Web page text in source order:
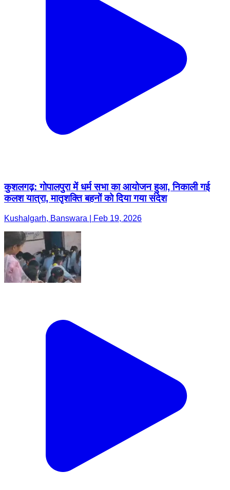
कुशलगढ़: गोपालपुरा में धर्म सभा का आयोजन हुआ, निकाली गई
कलश यात्रा, मातृशक्ति बहनों को दिया गया संदेश
Kushalgarh, Banswara | Feb 19, 2026